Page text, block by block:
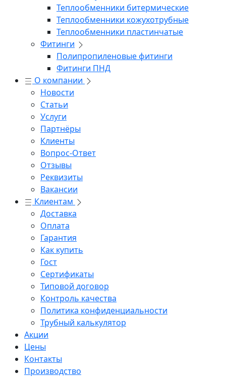
Теплообменники битермические
Теплообменники кожухотрубные
Теплообменники пластинчатые
Фитинги
Полипропиленовые фитинги
Фитинги ПНД
О компании
Новости
Статьи
Услуги
Партнёры
Клиенты
Вопрос-Ответ
Отзывы
Реквизиты
Вакансии
Клиентам
Доставка
Оплата
Гарантия
Как купить
Гост
Сертификаты
Типовой договор
Контроль качества
Политика конфиденциальности
Трубный калькулятор
Акции
Цены
Контакты
Производство